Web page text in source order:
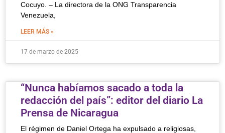
Cocuyo. – La directora de la ONG Transparencia
Venezuela,
LEER MÁS »
17 de marzo de 2025
“Nunca habíamos sacado a toda la
redacción del país”: editor del diario La
Prensa de Nicaragua
El régimen de Daniel Ortega ha expulsado a religiosas,